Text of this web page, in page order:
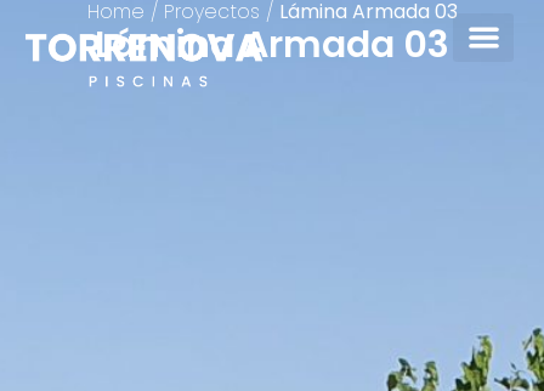
Home / Proyectos / Lámina Armada 03
Lámina Armada 03